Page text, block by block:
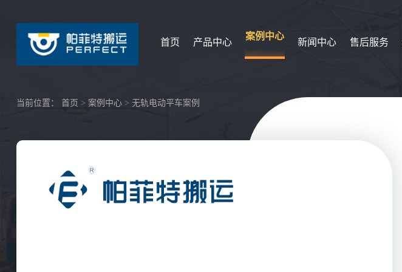
首页 产品中心
案例中心
新闻中心 售后服务
当前位置： 首页 > 案例中心> 无轨电动平车案例